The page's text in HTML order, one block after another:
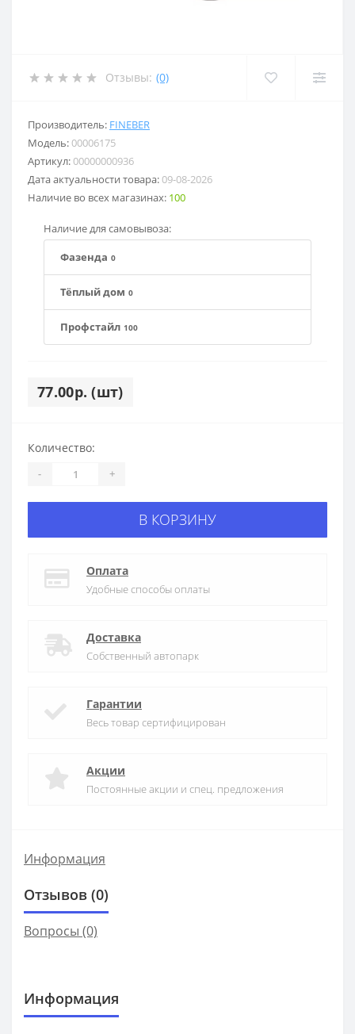
Отзывы: (0)
Производитель: FINEBER
Модель:00006175
Артикул:00000000936
Дата актуальности товара:09-08-2026
Наличие во всех магазинах: 100
Наличие для самовывоза:
Фазенда 0
Тёплый дом 0
Профстайл 100
77.00р. (шт)
Количество:
- +
В КОРЗИНУ
Оплата
Удобные способы оплаты
Доставка
Собственный автопарк
Гарантии
Весь товар сертифицирован
Акции
Постоянные акции и спец. предложения
Информация
Отзывов (0)
Вопросы (0)
Информация